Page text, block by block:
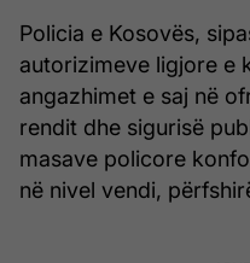
Policia e Kosovës,
autorizimeve ligjore e
angazhimet e saj në
rendit dhe sigurisë
masave policore
në nivel vendi,